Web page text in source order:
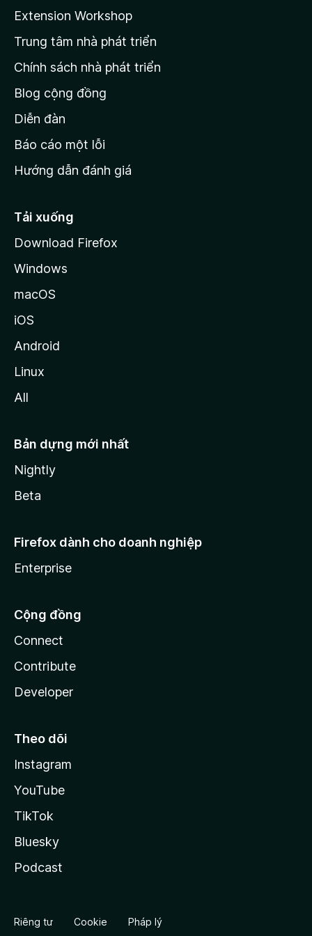
n
g
c
ủ
M
o
i
l
Extension Workshop
Trung tâm nhà phát triển
Chính sách nhà phát triển
Blog cộng đồng
Diễn đàn
Báo cáo một lỗi
Hướng dẫn đánh giá
Tải xuống
Download Firefox
Windows
macOS
iOS
Android
Linux
All
Bản dựng mới nhất
Nightly
Beta
Firefox dành cho doanh nghiệp
Enterprise
Cộng đồng
Connect
Contribute
Developer
Theo dõi
Instagram
YouTube
TikTok
Bluesky
Podcast
Riêng tư Cookie Pháp lý